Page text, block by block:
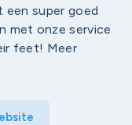
een super goed
met onze service
feet! Meer